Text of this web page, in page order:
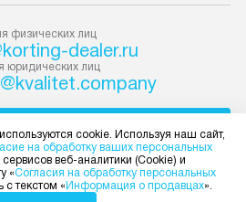
услугу
плата.
габариты
Техника
с проверкой по
подключается
коммуникациям.
физических лиц
dealer.ru
юридических лиц
конфиденциальности
продажи
cookie. Используя наш сайт,
на обработку ваших персональных
веб-аналитики (Cookie) и
«Согласия на обработку персональных
с текстом « Информация о продавцах».